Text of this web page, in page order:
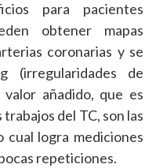
para pacientes
obtener mapas
coronarias y se
(irregularidades de
añadido, que es
del TC, son las
cual logra mediciones
repeticiones.